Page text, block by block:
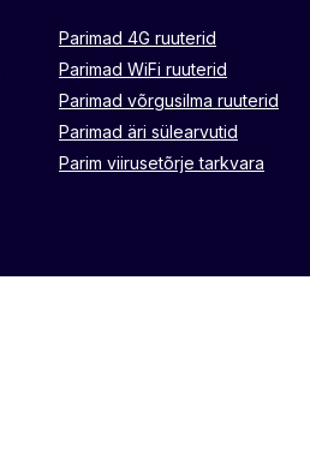
Parimad 4G ruuterid
Parimad WiFi ruuterid
Parimad võrgusilma ruuterid
Parimad äri sülearvutid
Parim viirusetõrje tarkvara